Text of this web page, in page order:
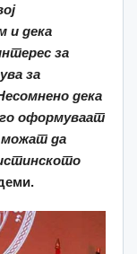
и дека
за
за
дека
оформуваат
можат да